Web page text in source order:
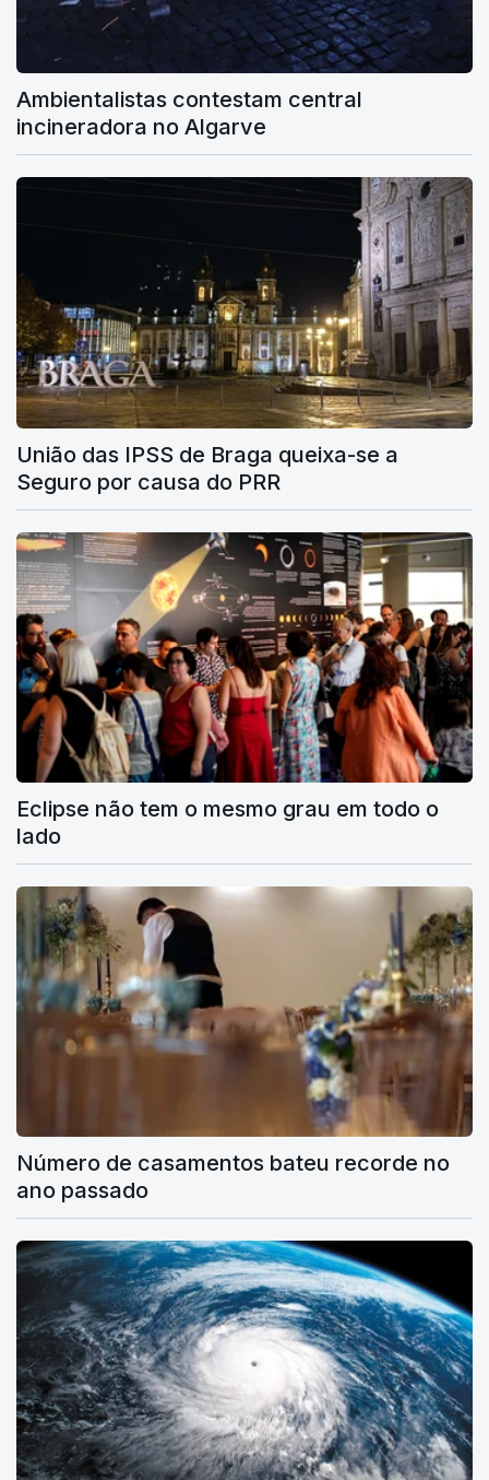
Ambientalistas contestam central
incineradora no Algarve
União das IPSS de Braga queixa-se a
Seguro por causa do PRR
Eclipse não tem o mesmo grau em todo o
lado
Número de casamentos bateu recorde no
ano passado